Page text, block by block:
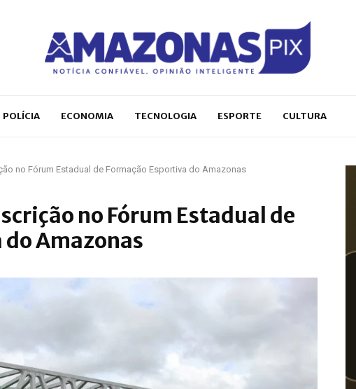
POLÍCIA ECONOMIA TECNOLOGIA ESPORTE CULTURA
no Fórum Estadual de Formação Esportiva do Amazonas
no Fórum Estadual de
Amazonas